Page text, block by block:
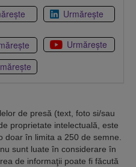
Urmărește
Urmărește
de presă (text, foto si/sau
proprietate intelectuală, este
doar în limita a 250 de semne.
sunt luate în considerare în
de informaţii poate fi făcută